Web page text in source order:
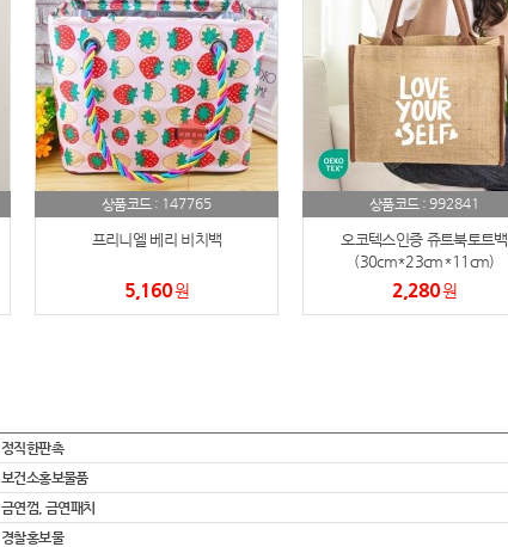
11 usb
12 보조배터리
13 송월타올
14 에코백
15 AP-100025
16
20 구급
상품코드 : 147765
프리니엘 베리 비치백
5,160원
상품코드 : 992841
오코텍스인증 쥬트북토트백
(30cm*23cm*11cm)
2,280원
정직한판촉
보건소홍보물품
금연껌, 금연패치
경찰홍보물